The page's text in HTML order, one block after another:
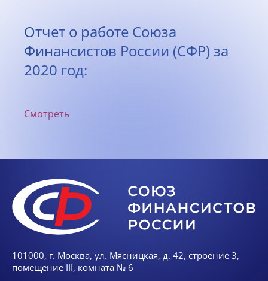
Отчет о работе Союза
Финансистов России (СФР) за
2020 год:
Смотреть
101000, г. Москва, ул. Мясницкая, д. 42, строение 3,
помещение III, комната № 6